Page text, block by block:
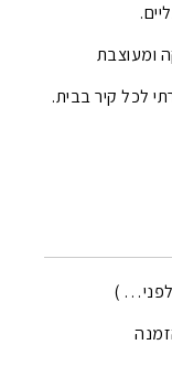
ומעוצבת
לכל קיר בבית.